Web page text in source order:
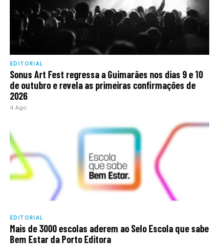
EDITORIAL
Sonus Art Fest regressa a Guimarães nos dias 9 e 10
de outubro e revela as primeiras confirmações de
2026
4 Ago
EDITORIAL
Mais de 3000 escolas aderem ao Selo Escola que sabe
Bem Estar da Porto Editora